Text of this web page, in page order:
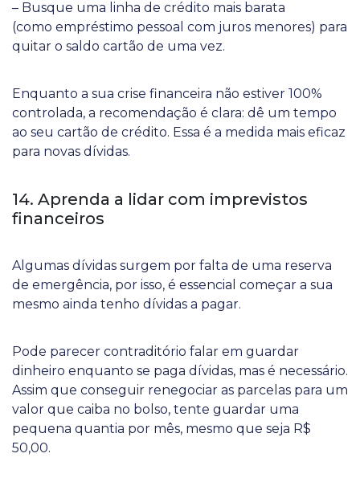
– Busque uma linha de crédito mais barata
(como empréstimo pessoal com juros menores) para
quitar o saldo cartão de uma vez.
Enquanto a sua crise financeira não estiver 100%
controlada, a recomendação é clara: dê um tempo
ao seu cartão de crédito. Essa é a medida mais eficaz
para novas dívidas.
14. Aprenda a lidar com imprevistos
financeiros
Algumas dívidas surgem por falta de uma reserva
de emergência, por isso, é essencial começar a sua
mesmo ainda tenho dívidas a pagar.
Pode parecer contraditório falar em guardar
dinheiro enquanto se paga dívidas, mas é necessário.
Assim que conseguir renegociar as parcelas para um
valor que caiba no bolso, tente guardar uma
pequena quantia por mês, mesmo que seja R$
50,00.